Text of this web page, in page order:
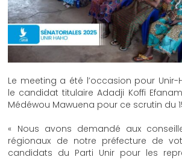
Le meeting a été l’occasion pour Unir-
le candidat titulaire Adadji Koffi
Médéwou Mawuena pour ce scrutin du
« Nous avons demandé aux
régionaux de notre préfecture de
candidats du Parti Unir pour les